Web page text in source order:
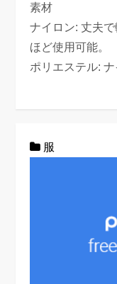
素材
ナイロン: 丈夫
ほど使用可能。
ポリエステル:
服